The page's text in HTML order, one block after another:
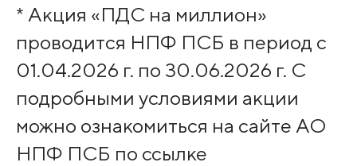
* Акция «ПДС на миллион»
проводится НПФ ПСБ в период с
01.04.2026 г. по 30.06.2026 г. С
подробными условиями акции
можно ознакомиться на сайте АО
НПФ ПСБ по ссылке